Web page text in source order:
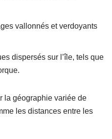
vallonnés et verdoyants
dispersés sur l’île, tels que
la géographie variée de
les distances entre les